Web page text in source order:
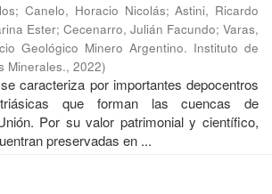
;Canelo, Horacio Nicolás;Astini, Ricardo
Ester; Cecenarro, Julián Facundo; Varas,
Geológico Minero Argentino. Instituto de
Minerales., 2022)
caracteriza por importantes depocentros
que forman las cuencas de
Por su valor patrimonial y cientíﬁco,
preservadas en ...